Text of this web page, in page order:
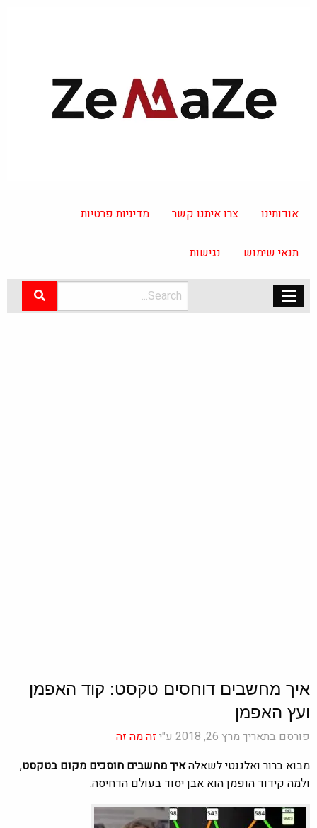
אודותינו צרו איתנו קשר מדיניות פרטיות
תנאי שימוש נגישות
איך מחשבים דוחסים טקסט: קוד האפמן
ועץ האפמן
פורסם בתאריך מרץ 26, 2018 ע"י
זה מה זה
מבוא ברור ואלגנטי לשאלהאיך מחשבים חוסכים מקום בטקסט,
ולמה קידוד הופמן הוא אבן יסוד בעולם הדחיסה.